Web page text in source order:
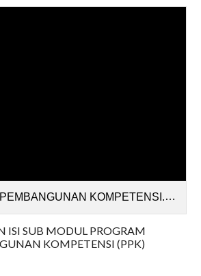
KOMPETENSI.mp4
ISI SUB MODUL PROGRAM
KOMPETENSI (PPK)